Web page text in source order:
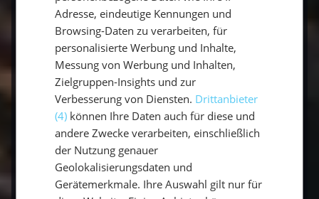
Mit der richtigen Vorbereitung und einer
Leidenschaft für das Segeln bist du bestens
gerüstet, um den SKS Schein erfolgreich zu
erwerben und deinen nächsten Segelurlaub in
vollen Zügen zu genießen.
Häufige Fragen zum SKS
Was ist der Unterschied zwischen SBF See
Adresse, eindeutige Kennungen und
Browsing-Daten zu verarbeiten, für
personalisierte Werbung und Inhalte,
Messung von Werbung und Inhalten,
Zielgruppen-Insights und zur
Verbesserung von Diensten. Drittanbieter
(4) können Ihre Daten auch für diese und
andere Zwecke verarbeiten, einschließlich
der Nutzung genauer
Geolokalisierungsdaten und
Gerätemerkmale. Ihre Auswahl gilt nur für